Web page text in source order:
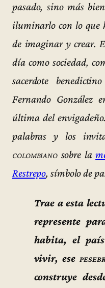
pasado, sino más
iluminarlo con lo que
de imaginar y crear.
día como sociedad,
sacerdote
Fernando González
última del
palabras y los
colombiano sobre la
Restrepo, símbolo de
Trae a esta
represente
habita, el
vivir, ese
construye